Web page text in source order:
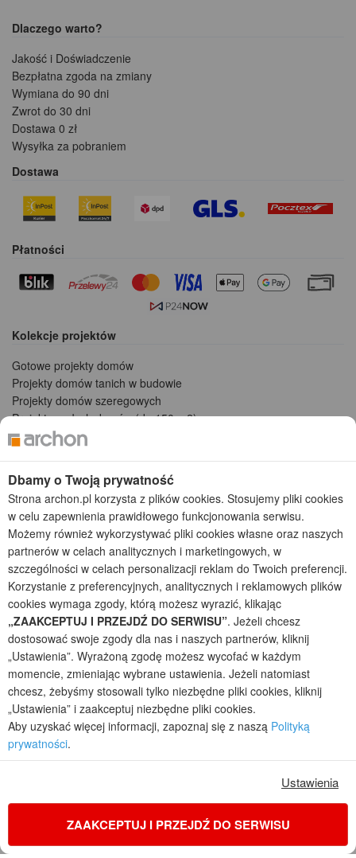
Dlaczego warto?
Jakość i Doświadczenie
Bezpłatna zgoda na zmiany
Wymiana do 90 dni
Zwrot do 30 dni
Dostawa 0 zł
Wysyłka za pobraniem
Dostawa
Płatności
Kolekcje projektów
Gotowe projekty domów
Projekty domów tanich w budowie
Projekty domów szeregowych
Projekty małych domów (do 150 m2)
Projekty domów wielorodzinnych
Projekty domów nowoczesnych
Projekty domów parterowych
2026 © ARCHON+ Biuro Projektów - Tradycyjne i nowoczesne gotowe
projekty domów - autorska pracownia architektoniczna założona w 1990r.
przez arch. Barbarę Mendel
Z uwagi na ciągłe doskonalenie procesu powstawania projektów (zgodnie z
normą ISO 9001), prezentowane na stronie projekty domów mogą
nieznacznie różnić się od dokumentacji technicznej.
Informujemy, iż w celu optymalizacji treści dostępnych w naszym sklepie,
dostosowania ich do Państwa indywidualnych potrzeb korzystamy z
informacji zapisanych za pomocą plików cookies na urządzeniach
końcowych użytkowników. Pliki cookies użytkownik może kontrolować za
pomocą ustawień swojej przeglądarki internetowej. Dalsze korzystanie z
naszego serwisu internetowego, bez zmiany ustawień przeglądarki
internetowej oznacza, iż użytkownik akceptuje stosowanie plików cookies.
Więcej informacji zawartych jest w polityce prywatności.
Polityka prywatności
Reklamacje
Jak zmienić ustawienia cookies
Dbamy o Twoją prywatność
Strona archon.pl korzysta z plików cookies. Stosujemy pliki cookies
w celu zapewnienia prawidłowego funkcjonowania serwisu.
Możemy również wykorzystywać pliki cookies własne oraz naszych
partnerów w celach analitycznych i marketingowych, w
szczególności w celach personalizacji reklam do Twoich preferencji.
Korzystanie z preferencyjnych, analitycznych i reklamowych plików
cookies wymaga zgody, którą możesz wyrazić, klikając
„ZAAKCEPTUJ I PRZEJDŹ DO SERWISU”. Jeżeli chcesz
dostosować swoje zgody dla nas i naszych partnerów, kliknij
„Ustawienia”. Wyrażoną zgodę możesz wycofać w każdym
momencie, zmieniając wybrane ustawienia. Jeżeli natomiast
chcesz, żebyśmy stosowali tylko niezbędne pliki cookies, kliknij
„Ustawienia” i zaakceptuj niezbędne pliki cookies.
Aby uzyskać więcej informacji, zapoznaj się z naszą Polityką
prywatności.
Ustawienia
ZAAKCEPTUJ I PRZEJDŹ DO SERWISU